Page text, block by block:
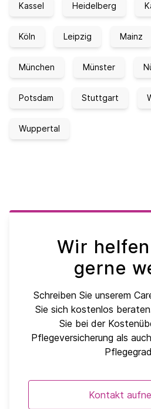
Kassel Heidelberg
Köln Leipzig Mainz
München Münster
Potsdam Stuttgart
Wuppertal
Wir
gerne
Schreiben Sie unserem
Sie sich kostenlos
Sie bei der
Pflegeversicherung als
Kontakt